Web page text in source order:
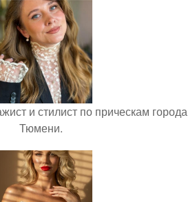
и стилист по прическам города
Тюмени.